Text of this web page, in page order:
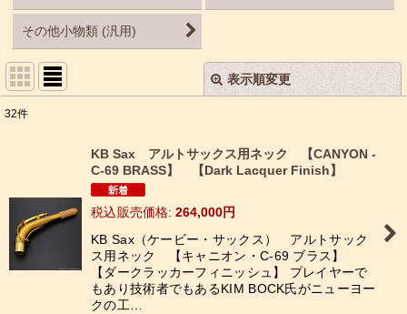
その他小物類 (汎用)
表示順変更 閉じる
32件
KB Sax アルトサックス用ネック 【CANYON -
C-69 BRASS】 【Dark Lacquer Finish】
税込 : 264,000円
KB Sax（ケービー・サックス） アルトサック
ス用ネック 【キャニオン・C-69 ブラス】
【ダークラッカーフィニッシュ】 プレイヤーで
もあり技術者でもあるKIM BOCK氏がニューヨー
クの工…